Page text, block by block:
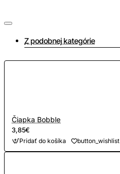
Z podobnej kategórie
Čiapka Bobble
3,85€
Pridať do košíka button_wishlist